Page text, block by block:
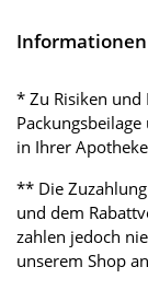
* Zu Risiken und
in Ihrer
** Die
und dem
zahlen jedoch
unserem Shop